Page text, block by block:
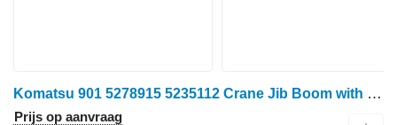
Komatsu 901 5278915 5235112 Crane Jib Boom with Telescope
Prijs op aanvraag